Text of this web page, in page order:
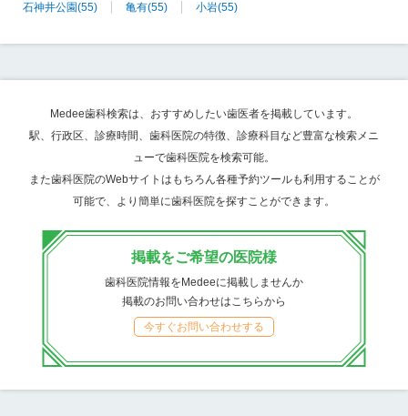
石神井公園(55) 亀有(55) 小岩(55)
Medee歯科検索は、おすすめしたい歯医者を掲載しています。
駅、行政区、診療時間、歯科医院の特徴、診療科目など豊富な検索メニ
ューで歯科医院を検索可能。
また歯科医院のWebサイトはもちろん各種予約ツールも利用することが
可能で、より簡単に歯科医院を探すことができます。
掲載をご希望の医院様
歯科医院情報をMedeeに掲載しませんか
掲載のお問い合わせはこちらから
今すぐお問い合わせする